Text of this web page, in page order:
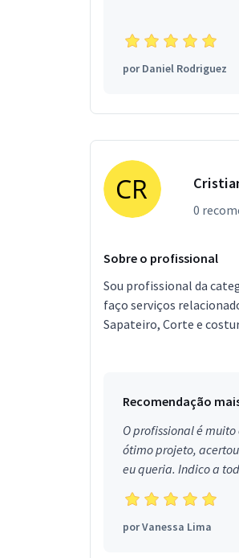
porDaniel Rodriguez
0
Sobre o profissional
Sou profissional da
faço serviços
Sapateiro, Corte e
Recomendação
O profissional é
ótimo projeto,
eu queria. Indico a
porVanessa Lima